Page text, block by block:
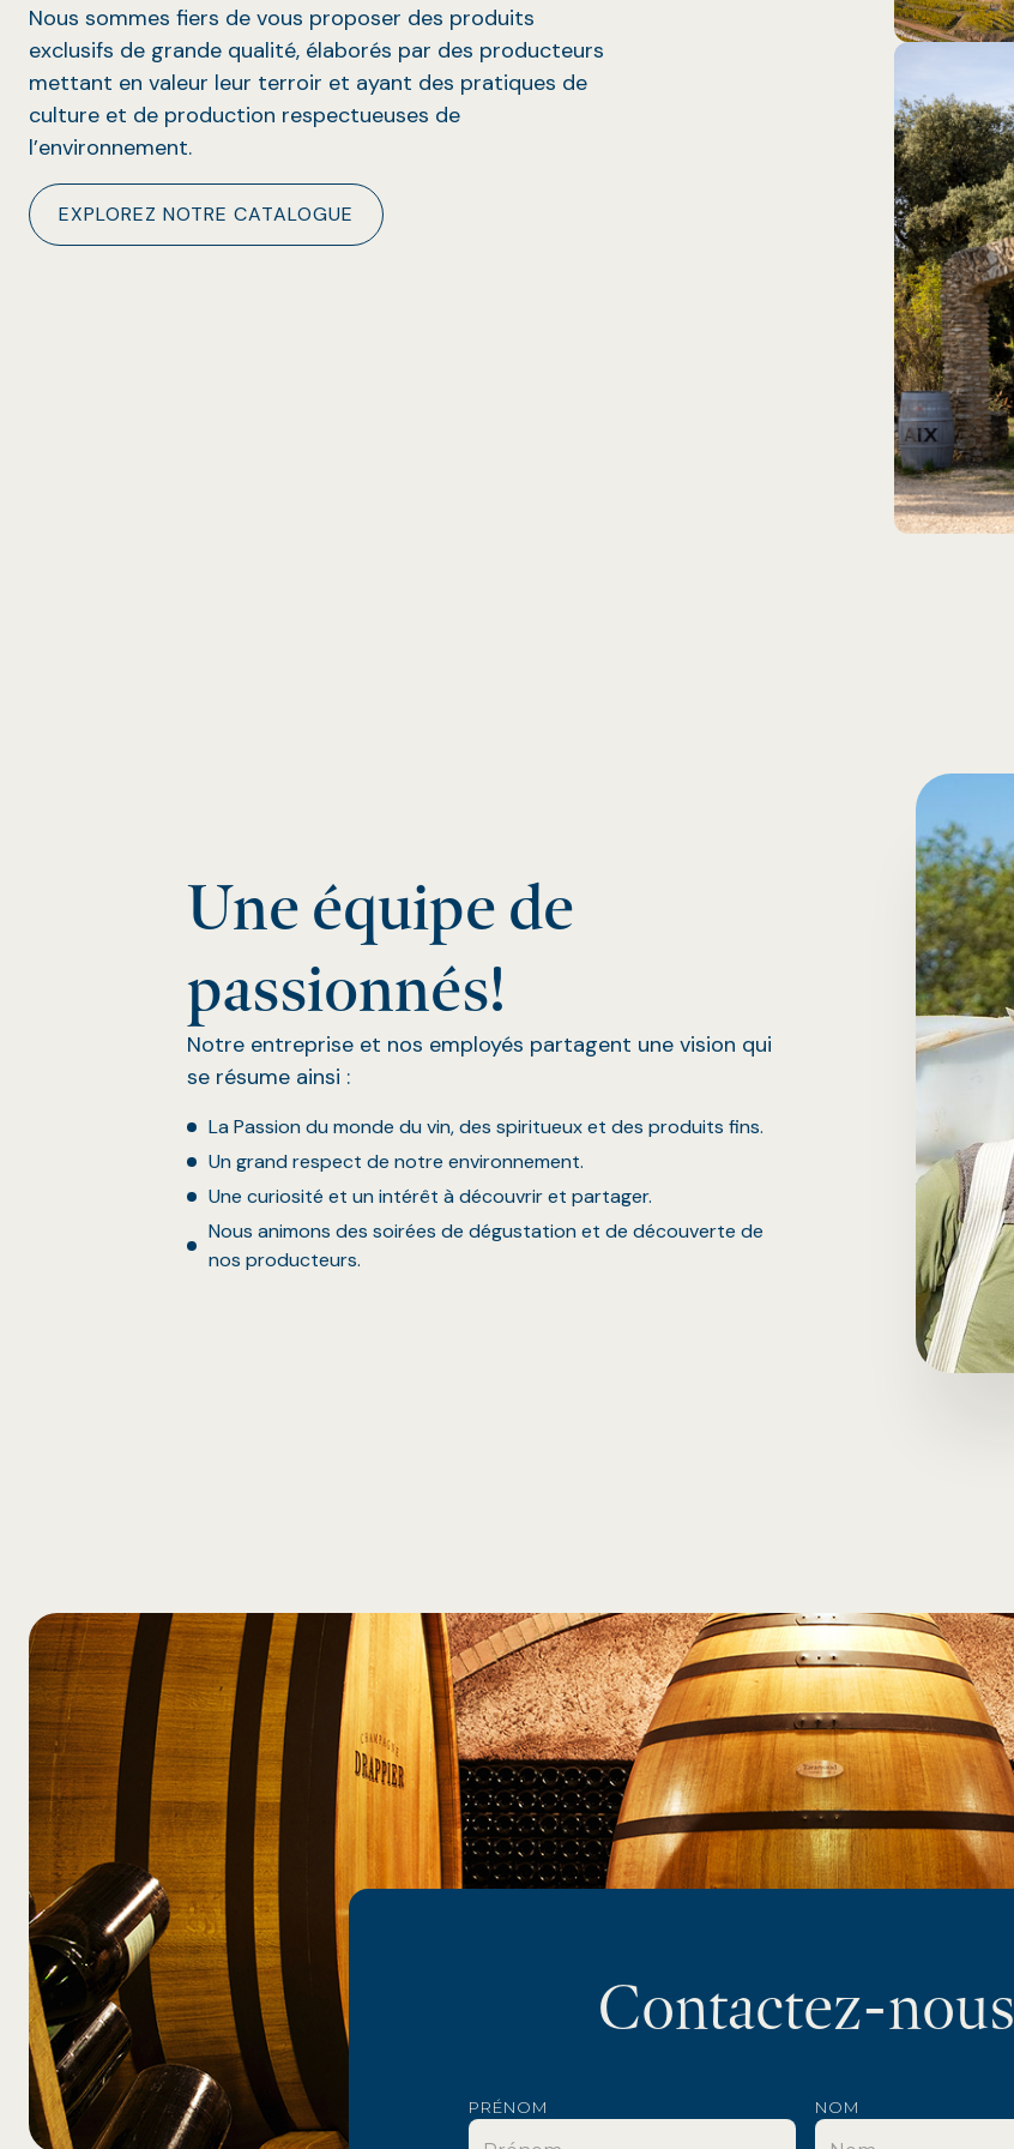
Nous sommes fiers de vous proposer des produits
exclusifs de grande qualité, élaborés par des producteurs
mettant en valeur leur terroir et ayant des pratiques de
culture et de production respectueuses de
l’environnement.
EXPLOREZ NOTRE CATALOGUE
Une équipe de
passionnés!
Notre entreprise et nos employés partagent une vision qui
se résume ainsi :
La Passion du monde du vin, des spiritueux et des produits fins.
Un grand respect de notre environnement.
Une curiosité et un intérêt à découvrir et partager.
Nous animons des soirées de dégustation et de découverte de
nos producteurs.
Contactez-nous
PRÉNOM NOM